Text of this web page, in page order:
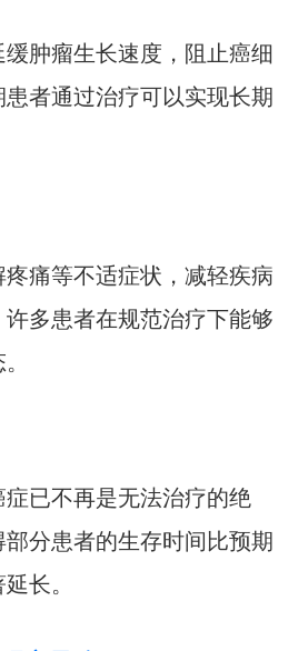
肿瘤生长速度，阻止癌细
者通过治疗可以实现长期
痛等不适症状，减轻疾病
多患者在规范治疗下能够
已不再是无法治疗的绝
分患者的生存时间比预期
长。